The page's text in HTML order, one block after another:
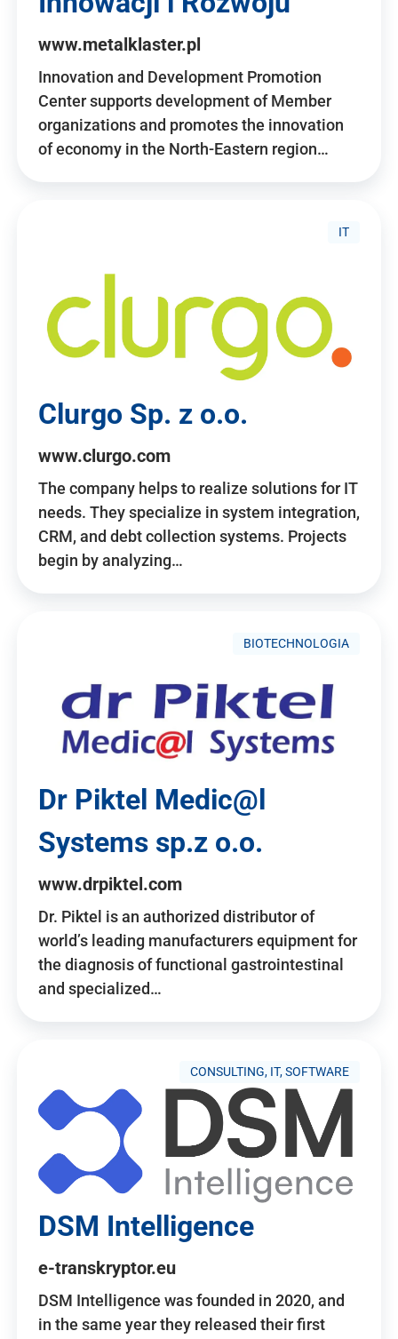
www.metalklaster.pl
Innovation and Development Promotion
Center supports development of Member
organizations and promotes the innovation
of economy in the North-Eastern region…
IT
Clurgo Sp. z o.o.
www.clurgo.com
The company helps to realize solutions for IT
needs. They specialize in system integration,
CRM, and debt collection systems. Projects
begin by analyzing…
BIOTECHNOLOGIA
Dr Piktel Medic@l
Systems sp.z o.o.
www.drpiktel.com
Dr. Piktel is an authorized distributor of
world’s leading manufacturers equipment for
the diagnosis of functional gastrointestinal
and specialized…
CONSULTING, IT, SOFTWARE
DSM Intelligence
e-transkryptor.eu
DSM Intelligence was founded in 2020, and
in the same year they released their first